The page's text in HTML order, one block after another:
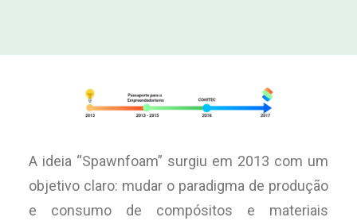
A ideia “Spawnfoam” surgiu em 2013 com um
objetivo claro: mudar o paradigma de produção
e consumo de compósitos e materiais